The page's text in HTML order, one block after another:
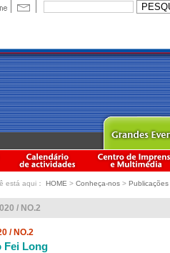
está aqui： HOME > Conheça-nos > Publicações
/ NO.2
/ NO.2
Fei Long